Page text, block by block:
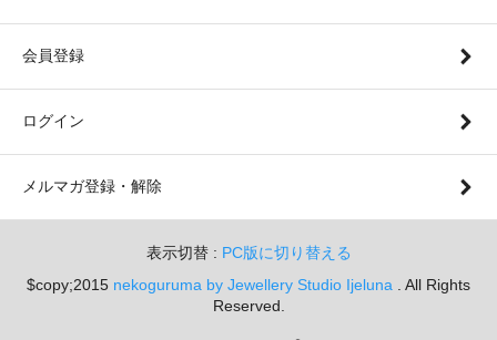
会員登録
ログイン
メルマガ登録・解除
表示切替 : PC版に切り替える
$copy;2015 nekoguruma by Jewellery Studio Ijeluna . All Rights
Reserved.